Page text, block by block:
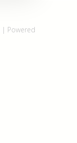
| Powered